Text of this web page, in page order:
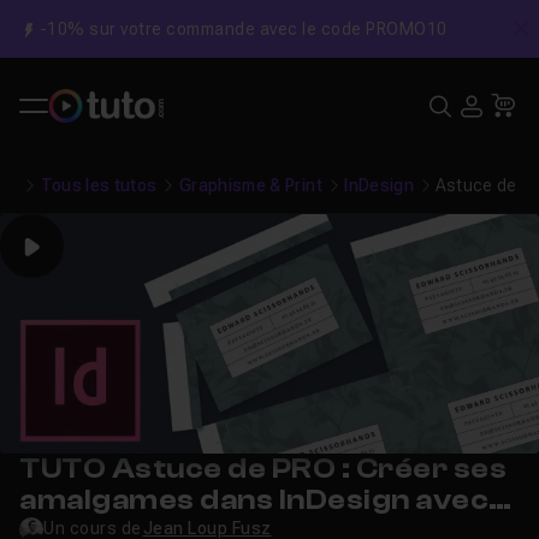
-10% sur votre commande avec le code PROMO10
Tous les tutos Graphisme & Print InDesign Astuce de
Play
TUTO Astuce de PRO : Créer ses
amalgames dans InDesign avec
traits de coupe personnalisés
Un cours de Jean Loup Fusz